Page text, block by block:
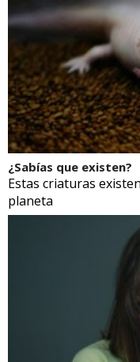
¿Sabías que existen?
Estas criaturas
planeta